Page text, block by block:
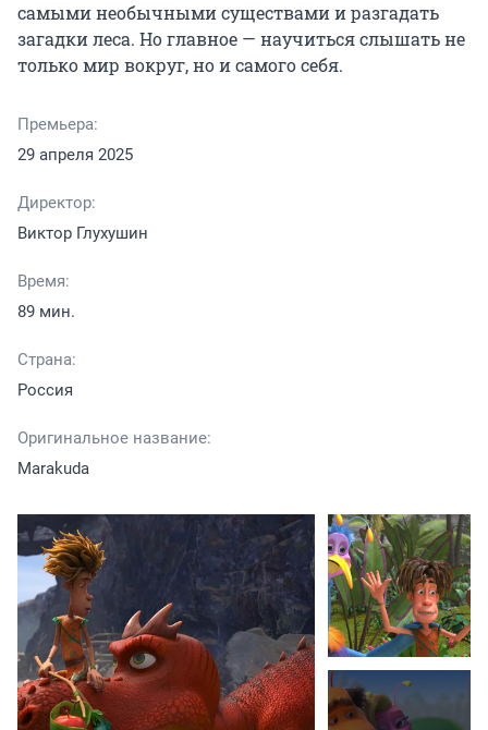
самыми необычными существами и разгадать
загадки леса. Но главное — научиться слышать не
только мир вокруг, но и самого себя.
Премьера:
29 апреля 2025
Директор:
Виктор Глухушин
Время:
89 мин.
Страна:
Россия
Оригинальное название:
Marakuda